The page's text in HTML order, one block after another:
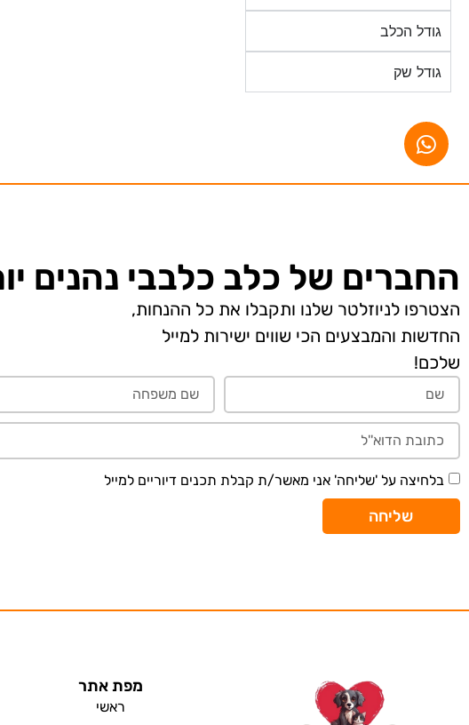
גודל הכלב
גודל שק
החברים של כלב כלבבי נהנים
הצטרפו לניוזלטר שלנו ותקבלו את כל ההנחות,
החדשות והמבצעים הכי שווים ישירות למייל
שלכם!
בלחיצה על 'שליחה' אני מאשר/ת קבלת תכנים דיוריים למייל
שליחה
מפת אתר
ראשי